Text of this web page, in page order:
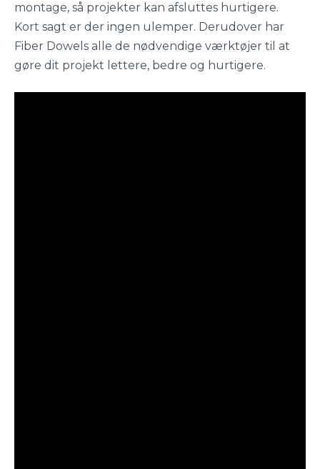
montage, så projekter kan afsluttes hurtigere.
Kort sagt er der ingen ulemper. Derudover har
Fiber Dowels alle de nødvendige værktøjer til at
gøre dit projekt lettere, bedre og hurtigere.